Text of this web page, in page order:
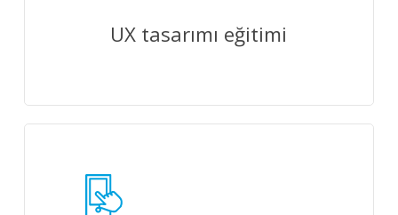
UX tasarımı eğitimi